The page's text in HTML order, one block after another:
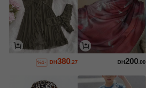
DH200.00
DH380.27
%1-